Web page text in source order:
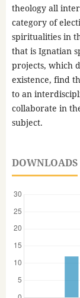
theology all
category of
spiritualities in
that is Ignatian
projects, which
existence, find
to an
collaborate in
subject.
DOWNLOADS